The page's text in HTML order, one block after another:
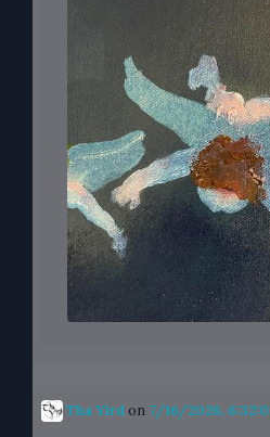
Tha Yird on 7/16/2026,